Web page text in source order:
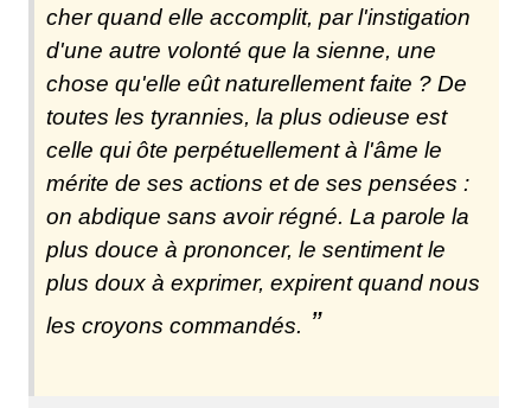
cher quand elle accomplit, par l'instigation
d'une autre volonté que la sienne, une
chose qu'elle eût naturellement faite ? De
toutes les tyrannies, la plus odieuse est
celle qui ôte perpétuellement à l'âme le
mérite de ses actions et de ses pensées :
on abdique sans avoir régné. La parole la
plus douce à prononcer, le sentiment le
plus doux à exprimer, expirent quand nous
les croyons commandés.